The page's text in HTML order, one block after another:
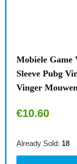
Mobiele Game
Sleeve Pubg
Vinger
€10.60
Already Sold: 18